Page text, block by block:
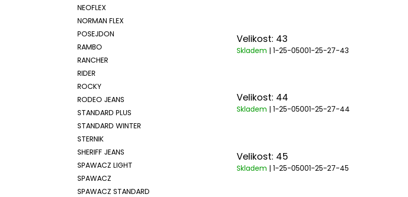
NEOFLEX
NORMAN FLEX
POSEJDON
RAMBO
RANCHER
RIDER
ROCKY
RODEO JEANS
STANDARD PLUS
STANDARD WINTER
STERNIK
SHERIFF JEANS
SPAWACZ LIGHT
SPAWACZ
SPAWACZ STANDARD
Velikost: 43
Skladem | 1-25-05001-25-27-43
Velikost: 44
Skladem | 1-25-05001-25-27-44
Velikost: 45
Skladem | 1-25-05001-25-27-45